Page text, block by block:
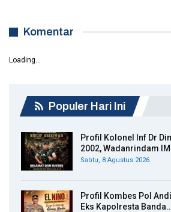
Komentar
Loading...
Populer Hari Ini
Profil Kolonel Inf Dr
2002, Wadanrindam IM
Sabtu, 8 Agustus 2026
Profil Kombes Pol
Eks Kapolresta Banda…